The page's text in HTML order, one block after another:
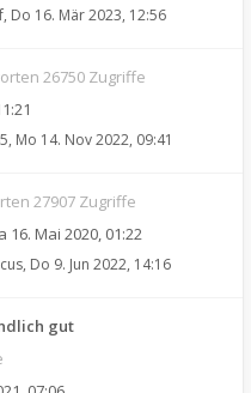
, Do 16. Mär 2023, 12:56
26750 Zugriffe
, Mo 14. Nov 2022, 09:41
27907 Zugriffe
16. Mai 2020, 01:22
, Do 9. Jun 2022, 14:16
gut